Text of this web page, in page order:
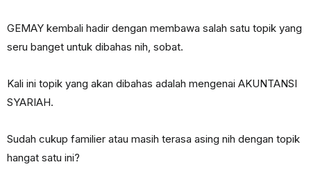
GEMAY kembali hadir dengan membawa salah satu topik yang
seru banget untuk dibahas nih, sobat.
Kali ini topik yang akan dibahas adalah mengenai AKUNTANSI
SYARIAH.
Sudah cukup familier atau masih terasa asing nih dengan topik
hangat satu ini?